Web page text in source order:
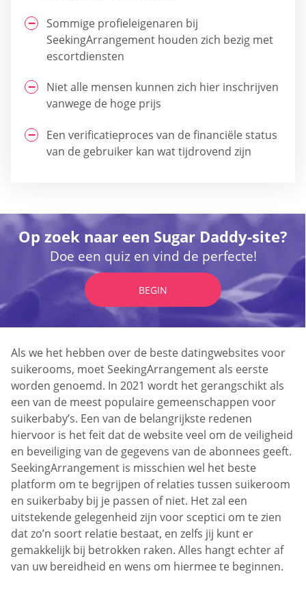
Sommige profieleigenaren bij
SeekingArrangement houden zich bezig met
escortdiensten
Niet alle mensen kunnen zich hier inschrijven
vanwege de hoge prijs
Een verificatieproces van de financiële status
van de gebruiker kan wat tijdrovend zijn
Op zoek naar een Sugar Daddy-site?
Doe een quiz en vind de perfecte!
BEGIN
Als we het hebben over de beste datingwebsites voor
suikerooms, moet SeekingArrangement als eerste
worden genoemd. In 2021 wordt het gerangschikt als
een van de meest populaire gemeenschappen voor
suikerbaby’s. Een van de belangrijkste redenen
hiervoor is het feit dat de website veel om de veiligheid
en beveiliging van de gegevens van de abonnees geeft.
SeekingArrangement is misschien wel het beste
platform om te begrijpen of relaties tussen suikeroom
en suikerbaby bij je passen of niet. Het zal een
uitstekende gelegenheid zijn voor sceptici om te zien
dat zo’n soort relatie bestaat, en zelfs jij kunt er
gemakkelijk bij betrokken raken. Alles hangt echter af
van uw bereidheid en wens om hiermee te beginnen.